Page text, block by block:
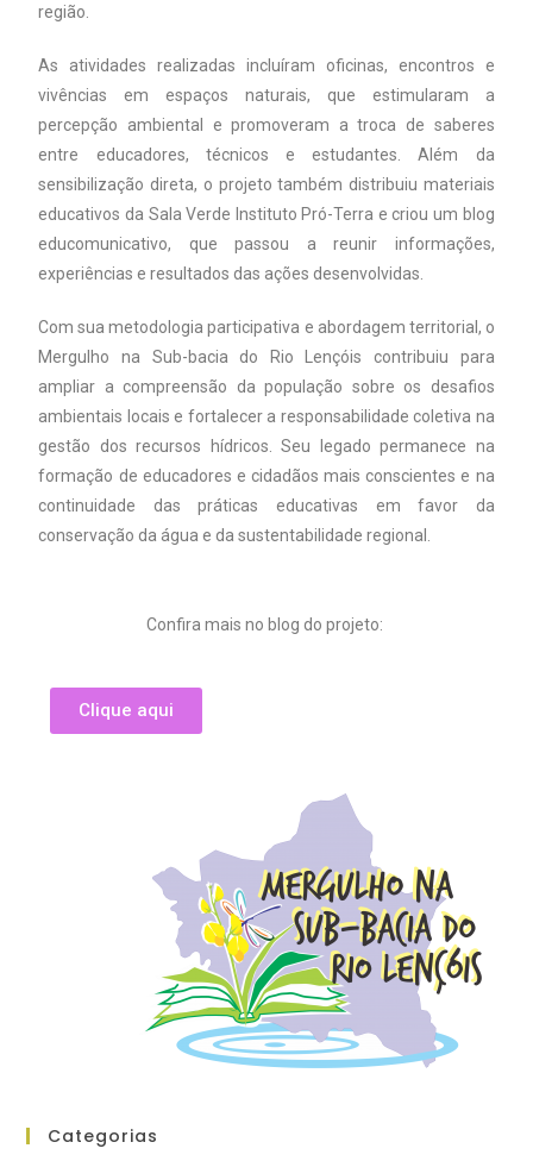
região.
As atividades realizadas incluíram oficinas, encontros e
vivências em espaços naturais, que estimularam a
percepção ambiental e promoveram a troca de saberes
entre educadores, técnicos e estudantes. Além da
sensibilização direta, o projeto também distribuiu materiais
educativos da Sala Verde Instituto Pró-Terra e criou um blog
educomunicativo, que passou a reunir informações,
experiências e resultados das ações desenvolvidas.
Com sua metodologia participativa e abordagem territorial, o
Mergulho na Sub-bacia do Rio Lençóis contribuiu para
ampliar a compreensão da população sobre os desafios
ambientais locais e fortalecer a responsabilidade coletiva na
gestão dos recursos hídricos. Seu legado permanece na
formação de educadores e cidadãos mais conscientes e na
continuidade das práticas educativas em favor da
conservação da água e da sustentabilidade regional.
Confira mais no blog do projeto:
Clique aqui
Categorias